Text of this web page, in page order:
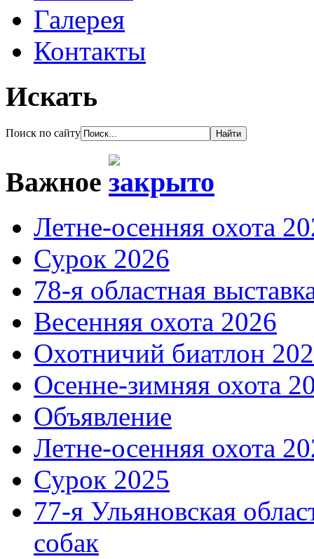
Галерея
Контакты
Искать
Поиск по сайту
Важное
Летне-осенняя охота
Сурок 2026
78-я областная
Весенняя охота 2026
Охотничий биатлон
Осенне-зимняя охота
Объявление
Летне-осенняя охота
Сурок 2025
77-я Ульяновская
собак